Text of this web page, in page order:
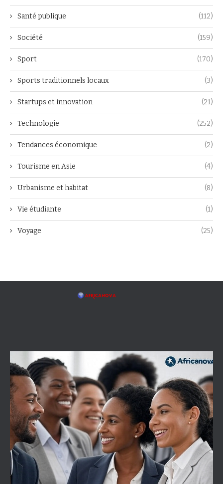
Santé publique (112)
Société (159)
Sport (170)
Sports traditionnels locaux (3)
Startups et innovation (21)
Technologie (252)
Tendances économique (2)
Tourisme en Asie (4)
Urbanisme et habitat (8)
Vie étudiante (1)
Voyage (25)